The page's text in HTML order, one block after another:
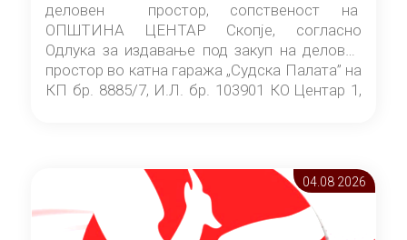
деловен простор, сопственост на
ОПШТИНА ЦЕНТАР Скопје, согласно
Одлука за издавање под закуп на деловен
простор во катна гаража „Судска Палата” на
КП бр. 8885/7, И.Л. бр. 103901 КО Центар 1,
Скопје” број 9/2026), за времетраење од 3
(три) години од денот на потпишувањето на
Договорот за закуп со најповолниот
понудувач.
04.08 2026